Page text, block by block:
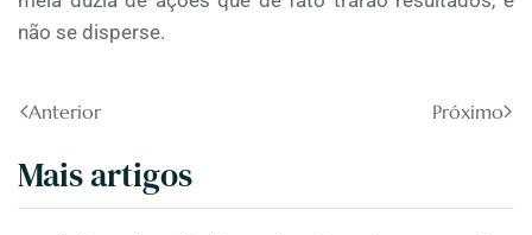
não se disperse.
Anterior Próximo
Mais artigos